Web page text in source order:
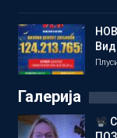
Галерија